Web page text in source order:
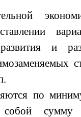
и
по
собой